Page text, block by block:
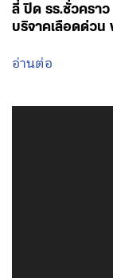
ลี่ ปิด รร.ชั่วคราว
บริจาคเลือดด่วน
อ่านต่อ